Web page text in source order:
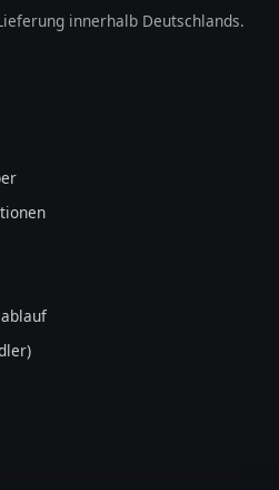
innerhalb Deutschlands.